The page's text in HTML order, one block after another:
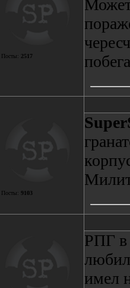
Посты: 2517
Посты: 9103
РПГ в
любил
имел